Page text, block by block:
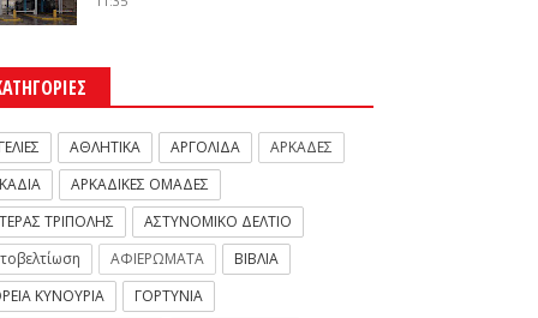
ΑΘΛΗΤΙΚΑ ΑΡΓΟΛΙΔΑ
ΑΡΚΑΔΕΣ
ΑΡΚΑΔΙΚΕΣ ΟΜΑΔΕΣ
ΤΡΙΠΟΛΗΣ
ΑΣΤΥΝΟΜΙΚΟ ΔΕΛΤΙΟ
ΑΦΙΕΡΩΜΑΤΑ
ΒΙΒΛΙΑ
ΚΥΝΟΥΡΙΑ
ΓΟΡΤΥΝΙΑ